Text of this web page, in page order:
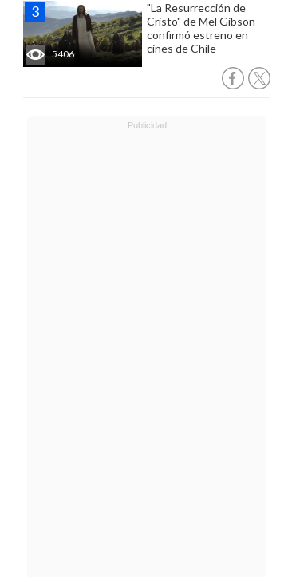
5406
"La Resurrección de
Cristo" de Mel Gibson
confirmó estreno en
cines de Chile